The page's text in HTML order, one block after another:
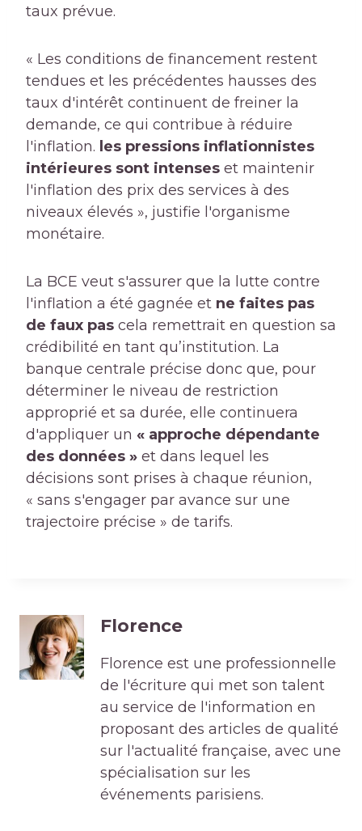
taux prévue.
« Les conditions de financement restent
tendues et les précédentes hausses des
taux d'intérêt continuent de freiner la
demande, ce qui contribue à réduire
l'inflation. les pressions inflationnistes
intérieures sont intenses et maintenir
l'inflation des prix des services à des
niveaux élevés », justifie l'organisme
monétaire.
La BCE veut s'assurer que la lutte contre
l'inflation a été gagnée et ne faites pas
de faux pas cela remettrait en question sa
crédibilité en tant qu’institution. La
banque centrale précise donc que, pour
déterminer le niveau de restriction
approprié et sa durée, elle continuera
d'appliquer un « approche dépendante
des données » et dans lequel les
décisions sont prises à chaque réunion,
« sans s'engager par avance sur une
trajectoire précise » de tarifs.
Florence
Florence est une professionnelle
de l'écriture qui met son talent
au service de l'information en
proposant des articles de qualité
sur l'actualité française, avec une
spécialisation sur les
événements parisiens.